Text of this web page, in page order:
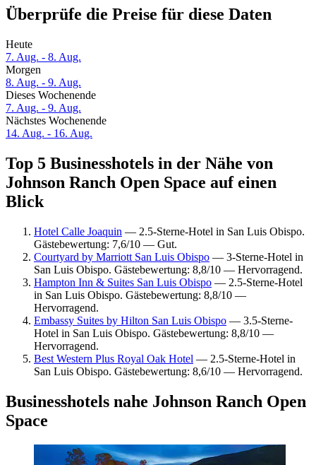
Überprüfe die Preise für diese Daten
Heute
7. Aug. - 8. Aug.
Morgen
8. Aug. - 9. Aug.
Dieses Wochenende
7. Aug. - 9. Aug.
Nächstes Wochenende
14. Aug. - 16. Aug.
Top 5 Businesshotels in der Nähe von
Johnson Ranch Open Space auf einen
Blick
Hotel Calle Joaquin — 2.5-Sterne-Hotel in San Luis Obispo.
Gästebewertung: 7,6/10 — Gut.
Courtyard by Marriott San Luis Obispo — 3-Sterne-Hotel in
San Luis Obispo. Gästebewertung: 8,8/10 — Hervorragend.
Hampton Inn & Suites San Luis Obispo — 2.5-Sterne-Hotel
in San Luis Obispo. Gästebewertung: 8,8/10 —
Hervorragend.
Embassy Suites by Hilton San Luis Obispo — 3.5-Sterne-
Hotel in San Luis Obispo. Gästebewertung: 8,8/10 —
Hervorragend.
Best Western Plus Royal Oak Hotel — 2.5-Sterne-Hotel in
San Luis Obispo. Gästebewertung: 8,6/10 — Hervorragend.
Businesshotels nahe Johnson Ranch Open
Space